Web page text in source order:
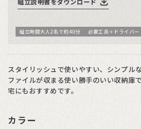
組立時間大人2名で約40分 必要工具＋ドライバー
スタイリッシュで使いやすい、シンプル
ファイルが収まる使い勝手のいい収納庫
宅にもおすすめです。
カラー